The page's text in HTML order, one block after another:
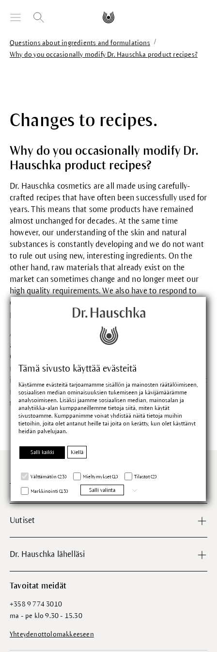
Tämä sivusto käyttää evästeitä
Käytämme evästeitä tarjoamamme sisällön ja mainosten räätälöimiseen,
sosiaalisen median ominaisuuksien tukemiseen ja kävijämäärämme
analysoimiseen. Lisäksi jaamme sosiaalisen median, mainosalan ja
analytiikka-alan kumppaneillemme tietoja siitä, miten käytät
sivustoamme. Kumppanimme voivat yhdistää näitä tietoja muihin
tietoihin, joita olet antanut heille tai joita on kerätty, kun olet käyttänyt
heidän palvelujaan.
Salli kaikki Kiellä
Välttämätön (23) Mieltymykset (1) Tilastot (2)
Markkinointi (13) Salli valinta
Questions about ingredients and formulations /
Why do you occasionally modify Dr. Hauschka product recipes?
Changes to recipes.
Why do you occasionally modify Dr.
Hauschka product recipes?
Dr. Hauschka cosmetics are all made using carefully-
crafted recipes that have often been successfully used for
years. This means that some products have remained
almost unchanged for decades. At the same time
however, our understanding of the skin and natural
substances is constantly developing and we do not want
to rule out using new, interesting ingredients. On the
other hand, raw materials that already exist on the
market can sometimes change and no longer meet our
high quality requirements. We also have to respond to
changes to the legal requirements relating to cosmetic
products.
As a result, slight modifications are occasionally made to
a product’s recipe and declaration of contents/INCI.
Changes to recipes at Dr. Hauschka are always used to
maintain or further optimise their existing quality. The
ingredients have never and will never be changed for cost
reasons. Any changes to the recipe are always evident in
the INCI declaration on the packaging.
Tietoa meistä
Uutiset
Dr. Hauschka lähelläsi
Tavoitat meidät
+358 9 774 3010
ma - pe klo 9.30 - 15.30
Yhteydenottolomakkeeseen